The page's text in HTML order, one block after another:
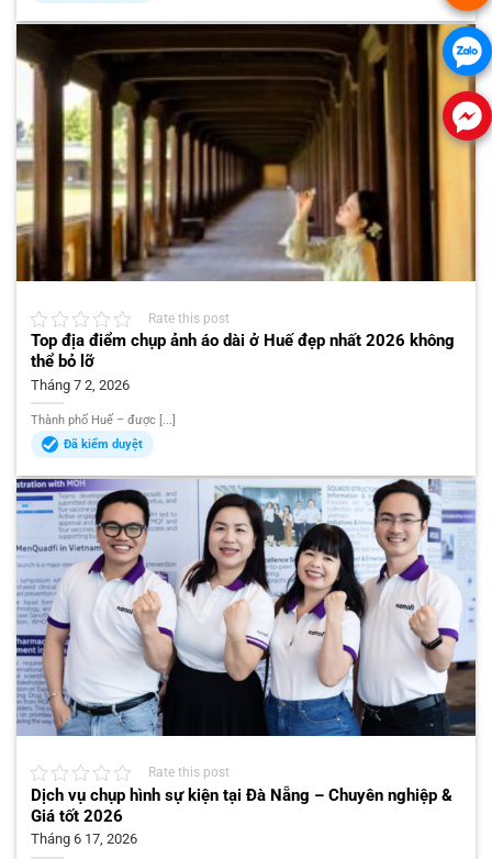
Rate this post
Top địa điểm chụp ảnh áo dài ở Huế đẹp nhất 2026 không
thể bỏ lỡ
Tháng 7 2, 2026
Thành phố Huế – được [...]
Đã kiểm duyệt
Rate this post
Dịch vụ chụp hình sự kiện tại Đà Nẵng – Chuyên nghiệp &
Giá tốt 2026
Tháng 6 17, 2026